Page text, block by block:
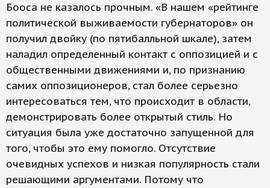
Бооса не казалось прочным. «В нашем «рейтинге
политической выживаемости губернаторов» он
получил двойку (по пятибалльной шкале), затем
наладил определенный контакт с оппозицией и с
общественными движениями и, по признанию
самих оппозиционеров, стал более серьезно
интересоваться тем, что происходит в области,
демонстрировать более открытый стиль. Но
ситуация была уже достаточно запущенной для
того, чтобы это ему помогло. Отсутствие
очевидных успехов и низкая популярность стали
решающими аргументами. Потому что